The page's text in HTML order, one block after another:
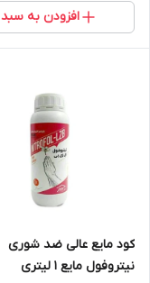
افزودن به سبد
کود مایع عالی ضد شوری
نیتروفول مایع 1 لیتری